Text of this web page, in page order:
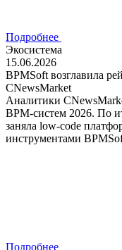
Подробнее
Экосистема
15.06.2026
BPMSoft возглавила
CNewsMarket
Аналитики
BPM-систем 2026. По
заняла low-code
инструментами
Подробнее